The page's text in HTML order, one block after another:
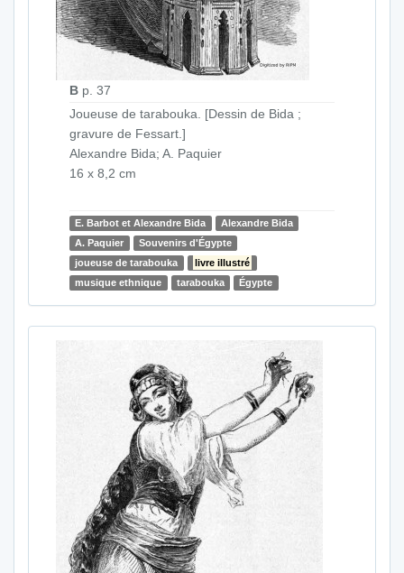
B p. 37
Joueuse de tarabouka. [Dessin de Bida ;
gravure de Fessart.]
Alexandre Bida; A. Paquier
16 x 8,2 cm
E. Barbot et Alexandre Bida
Alexandre Bida
A. Paquier
Souvenirs d'Égypte
joueuse de tarabouka
livre illustré
musique ethnique
tarabouka Égypte